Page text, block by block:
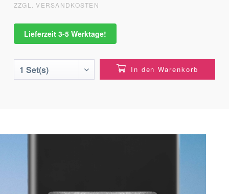
ZZGL. VERSANDKOSTEN
Lieferzeit 3-5 Werktage!
In den Warenkorb